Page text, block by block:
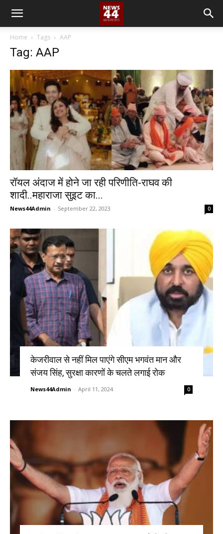
Home Tags AAP
Tag: AAP
रॉयल अंदाज में होने जा रही परिणीति-राघव की
शादी..महाराजा सुइट का...
News44Admin - September 22, 2023 0
केजरीवाल से नहीं मिल पाएंगे सीएम भगवंत मान और
संजय सिंह, सुरक्षा कारणों के चलते लगाई रोक
News44Admin - April 11, 2024 0